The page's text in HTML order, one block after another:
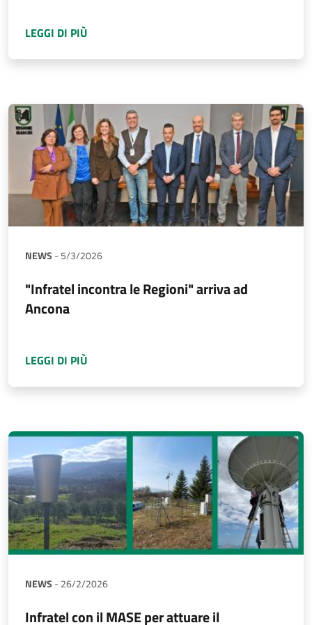
LEGGI DI PIÙ
NEWS - 5/3/2026
"Infratel incontra le Regioni" arriva ad
Ancona
LEGGI DI PIÙ
NEWS - 26/2/2026
Infratel con il MASE per attuare il